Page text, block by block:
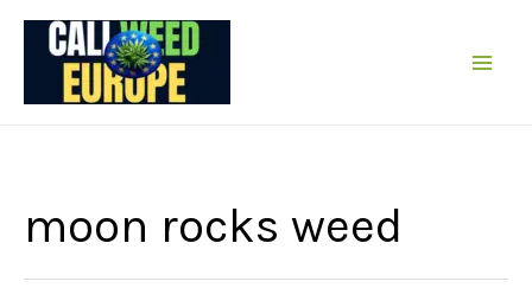
Sla
inhoud
moon rocks weed